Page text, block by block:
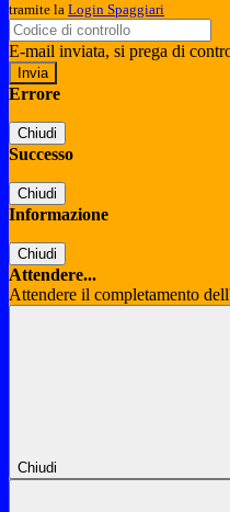
tramite la Login Spaggiari
E-mail inviata, si prega di
Errore
Chiudi
Successo
Chiudi
Informazione
Chiudi
Attendere...
Attendere il completamento
Chiudi